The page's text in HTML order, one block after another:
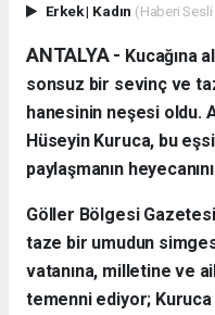
Erkek| Kadın (Haberi
ANTALYA - ​ Kucağına
sonsuz bir sevinç ve
hanesinin neşesi oldu.
Hüseyin Kuruca, bu
paylaşmanın
​Göller Bölgesi
taze bir umudun
vatanına, milletine ve
temenni ediyor;